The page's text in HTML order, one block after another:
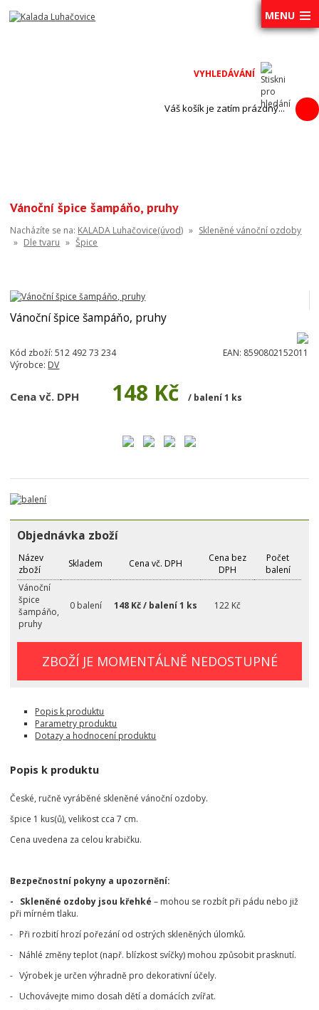
MENU
Váš košík je zatím prázdný...
Vánoční špice šampáňo, pruhy
Nacházíte se na: KALADA Luhačovice(úvod) » Skleněné vánoční ozdoby
» Dle tvaru » Špice
Vánoční špice šampáňo, pruhy
Kód zboží: 512 492 73 234 EAN: 8590802152011
Výrobce: DV
Cena vč. DPH 148 Kč / balení 1 ks
Objednávka zboží
Název
zboží
Skladem Cena vč. DPH
Cena bez
DPH
Počet
balení
Vánoční
špice
šampáňo,
pruhy
0 balení 148 Kč / balení 1 ks 122 Kč
ZBOŽÍ JE MOMENTÁLNĚ NEDOSTUPNÉ
Popis k produktu
Parametry produktu
Dotazy a hodnocení produktu
Popis k produktu
České, ručně vyráběné skleněné vánoční ozdoby.
špice 1 kus(ů), velikost cca 7 cm.
Cena uvedena za celou krabičku.
Bezpečnostní pokyny a upozornění:
- Skleněné ozdoby jsou křehké – mohou se rozbít při pádu nebo již
při mírném tlaku.
- Při rozbití hrozí pořezání od ostrých skleněných úlomků.
- Náhlé změny teplot (např. blízkost svíčky) mohou způsobit prasknutí.
- Výrobek je určen výhradně pro dekorativní účely.
- Uchovávejte mimo dosah dětí a domácích zvířat.